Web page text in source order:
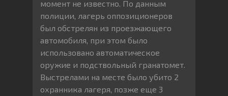
момент не известно. По данным
полиции, лагерь оппозиционеров
был обстрелян из проезжающего
автомобиля, при этом было
использовано автоматическое
оружие и подствольный гранатомет.
Выстрелами на месте было убито 2
охранника лагеря, позже еще 3